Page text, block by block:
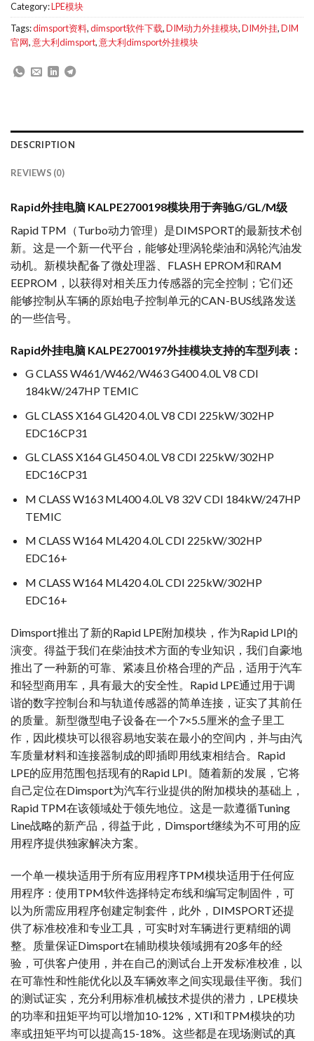
Category:LPE模块
Tags:dimsport资料,dimsport软件下载,DIM动力外挂模块,DIM外挂,DIM
官网,意大利dimsport,意大利dimsport外挂模块
DESCRIPTION
REVIEWS (0)
Rapid外挂电脑 KALPE2700198模块用于奔驰G/GL/M级
Rapid TPM（Turbo动力管理）是DIMSPORT的最新技术创
新。这是一个新一代平台，能够处理涡轮柴油和涡轮汽油发
动机。新模块配备了微处理器、FLASH EPROM和RAM
EEPROM，以获得对相关压力传感器的完全控制；它们还
能够控制从车辆的原始电子控制单元的CAN-BUS线路发送
的一些信号。
Rapid外挂电脑 KALPE2700197外挂模块支持的车型列表：
G CLASS W461/W462/W463 G400 4.0L V8 CDI
184kW/247HP TEMIC
GL CLASS X164 GL420 4.0L V8 CDI 225kW/302HP
EDC16CP31
GL CLASS X164 GL450 4.0L V8 CDI 225kW/302HP
EDC16CP31
M CLASS W163 ML400 4.0L V8 32V CDI 184kW/247HP
TEMIC
M CLASS W164 ML420 4.0L CDI 225kW/302HP
EDC16+
M CLASS W164 ML420 4.0L CDI 225kW/302HP
EDC16+
Dimsport推出了新的Rapid LPE附加模块，作为Rapid LPI的
演变。得益于我们在柴油技术方面的专业知识，我们自豪地
推出了一种新的可靠、紧凑且价格合理的产品，适用于汽车
和轻型商用车，具有最大的安全性。Rapid LPE通过用于调
谐的数字控制台和与轨道传感器的简单连接，证实了其前任
的质量。新型微型电子设备在一个7×5.5厘米的盒子里工
作，因此模块可以很容易地安装在最小的空间内，并与由汽
车质量材料和连接器制成的即插即用线束相结合。Rapid
LPE的应用范围包括现有的Rapid LPI。随着新的发展，它将
自己定位在Dimsport为汽车行业提供的附加模块的基础上，
Rapid TPM在该领域处于领先地位。这是一款遵循Tuning
Line战略的新产品，得益于此，Dimsport继续为不可用的应
用程序提供独家解决方案。
一个单一模块适用于所有应用程序TPM模块适用于任何应
用程序：使用TPM软件选择特定布线和编写定制固件，可
以为所需应用程序创建定制套件，此外，DIMSPORT还提
供了标准校准和专业工具，可实时对车辆进行更精细的调
整。质量保证Dimsport在辅助模块领域拥有20多年的经
验，可供客户使用，并在自己的测试台上开发标准校准，以
在可靠性和性能优化以及车辆效率之间实现最佳平衡。我们
的测试证实，充分利用标准机械技术提供的潜力，LPE模块
的功率和扭矩平均可以增加10-12%，XTI和TPM模块的功
率或扭矩平均可以提高15-18%。这些都是在现场测试的真